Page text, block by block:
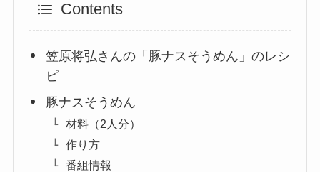
Contents
笠原将弘さんの「豚ナスそうめん」のレシ
ピ
豚ナスそうめん
材料（2人分）
作り方
番組情報